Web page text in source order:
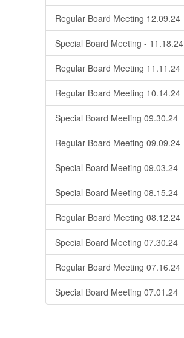
Regular Board Meeting 12.09.24
Special Board Meeting - 11.18.24
Regular Board Meeting 11.11.24
Regular Board Meeting 10.14.24
Special Board Meeting 09.30.24
Regular Board Meeting 09.09.24
Special Board Meeting 09.03.24
Special Board Meeting 08.15.24
Regular Board Meeting 08.12.24
Special Board Meeting 07.30.24
Regular Board Meeting 07.16.24
Special Board Meeting 07.01.24